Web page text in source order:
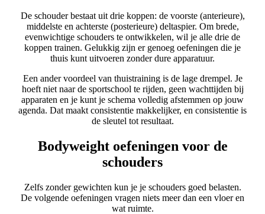
De schouder bestaat uit drie koppen: de voorste (anterieure),
middelste en achterste (posterieure) deltaspier. Om brede,
evenwichtige schouders te ontwikkelen, wil je alle drie de
koppen trainen. Gelukkig zijn er genoeg oefeningen die je
thuis kunt uitvoeren zonder dure apparatuur.
Een ander voordeel van thuistraining is de lage drempel. Je
hoeft niet naar de sportschool te rijden, geen wachttijden bij
apparaten en je kunt je schema volledig afstemmen op jouw
agenda. Dat maakt consistentie makkelijker, en consistentie is
de sleutel tot resultaat.
Bodyweight oefeningen voor de
schouders
Zelfs zonder gewichten kun je je schouders goed belasten.
De volgende oefeningen vragen niets meer dan een vloer en
wat ruimte.